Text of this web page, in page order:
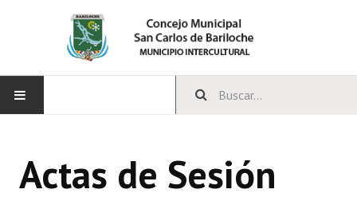
CONCEJO
Actas de Sesión